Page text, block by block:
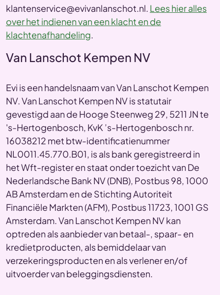
klantenservice@evivanlanschot.nl. Lees hier alles
over het indienen van een klacht en de
klachtenafhandeling.
Van Lanschot Kempen NV
Evi is een handelsnaam van Van Lanschot Kempen
NV. Van Lanschot Kempen NV is statutair
gevestigd aan de Hooge Steenweg 29, 5211 JN te
's-Hertogenbosch, KvK ’s-Hertogenbosch nr.
16038212 met btw-identificatienummer
NL0011.45.770.B01, is als bank geregistreerd in
het Wft-register en staat onder toezicht van De
Nederlandsche Bank NV (DNB), Postbus 98, 1000
AB Amsterdam en de Stichting Autoriteit
Financiële Markten (AFM), Postbus 11723, 1001 GS
Amsterdam. Van Lanschot Kempen NV kan
optreden als aanbieder van betaal-, spaar- en
kredietproducten, als bemiddelaar van
verzekeringsproducten en als verlener en/of
uitvoerder van beleggingsdiensten.